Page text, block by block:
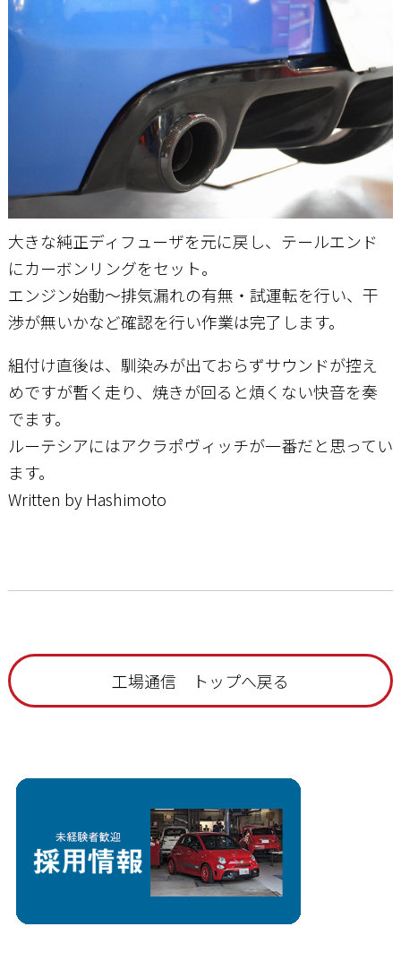
大きな純正ディフューザを元に戻し、テールエンド
にカーボンリングをセット。
エンジン始動～排気漏れの有無・試運転を行い、干
渉が無いかなど確認を行い作業は完了します。
組付け直後は、馴染みが出ておらずサウンドが控え
めですが暫く走り、焼きが回ると煩くない快音を奏
でます。
ルーテシアにはアクラポヴィッチが一番だと思ってい
ます。
Written by Hashimoto
工場通信 トップへ戻る